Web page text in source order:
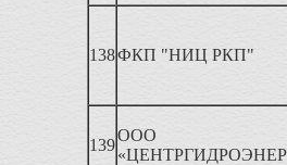
138ФКП "НИЦ РКП"
139
ООО